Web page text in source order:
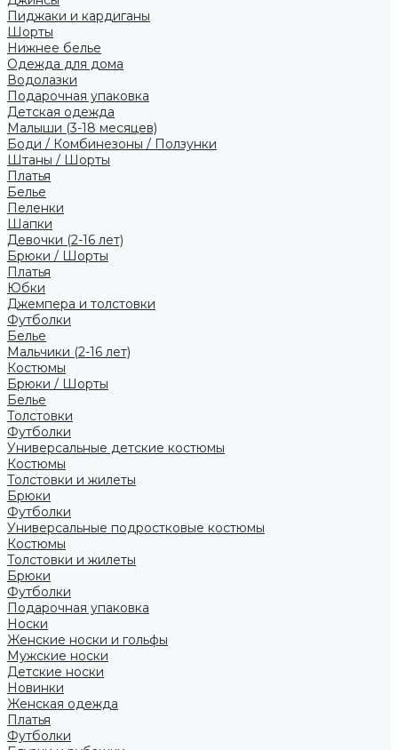
Пиджаки и кардиганы
Шорты
Нижнее белье
Одежда для дома
Водолазки
Подарочная упаковка
Детская одежда
Малыши (3-18 месяцев)
Боди / Комбинезоны / Ползунки
Штаны / Шорты
Платья
Белье
Пеленки
Шапки
Девочки (2-16 лет)
Брюки / Шорты
Платья
Юбки
Джемпера и толстовки
Футболки
Белье
Мальчики (2-16 лет)
Костюмы
Брюки / Шорты
Белье
Толстовки
Футболки
Универсальные детские костюмы
Костюмы
Толстовки и жилеты
Брюки
Футболки
Универсальные подростковые костюмы
Костюмы
Толстовки и жилеты
Брюки
Футболки
Подарочная упаковка
Носки
Женские носки и гольфы
Мужские носки
Детские носки
Новинки
Женская одежда
Платья
Футболки